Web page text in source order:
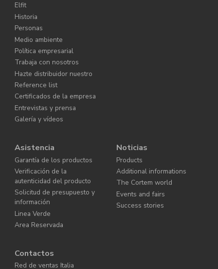
Elfit
Historia
Personas
Medio ambiente
Política empresarial
Trabaja con nosotros
Hazte distribuidor nuestro
Reference list
Certificados de la empresa
Entrevistas y prensa
Galería y vídeos
Asistencia
Garantía de los productos
Verificación de la
autenticidad del producto
Solicitud de presupuesto y
información
Linea Verde
Area Reservada
Noticias
Products
Additional informations
The Cortem world
Events and fairs
Success stories
Contactos
Red de ventas Italia